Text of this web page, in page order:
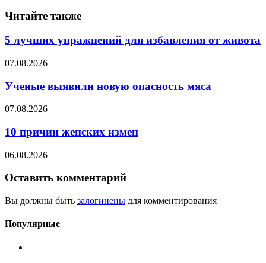
Читайте также
5 лучших упражнений для избавления от живота
07.08.2026
Ученые выявили новую опасность мяса
07.08.2026
10 причин женских измен
06.08.2026
Оставить комментарий
Вы должны быть залогинены для комментирования
Популярные